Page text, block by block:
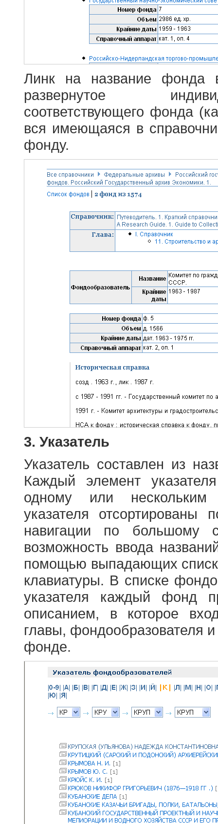
Линк на название фонда
развернутое
соответствующего фонда
вся имеющаяся в
фонду.
3. Указатель
Указатель составлен из
Каждый элемент
одному или
указателя отсортированы
навигации по большому
возможность ввода
помощью выпадающих
клавиатуры. В списке
указателя каждый фонд
описанием, в которое
главы, фондообразователя
фонде.